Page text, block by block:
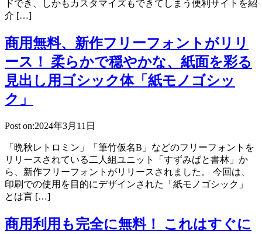
ドでき、しかもカスタマイズもできてしまう便利サイトを紹
介 […]
商用無料、新作フリーフォントがリリ
ース！ 柔らかで穏やかな、紙面を彩る
見出し用ゴシック体「紙モノゴシッ
ク」
Post on:2024年3月11日
「晩秋レトロミン」「筆竹仮名B」などのフリーフォントを
リリースされている二人組ユニット「すずみばと書林」か
ら、新作フリーフォントがリリースされました。 今回は、
印刷での使用を目的にデザインされた「紙モノゴシック」
とは言 […]
商用利用も完全に無料！ これはすぐに